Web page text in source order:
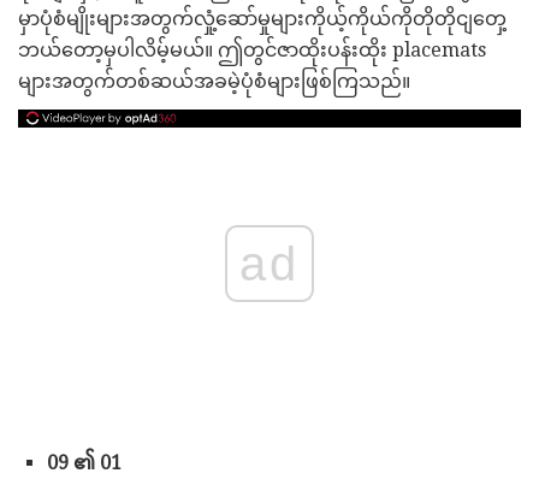
မှာပုံစံမျိုးများအတွက်လှုံ့ဆော်မှုများကိုယ့်ကိုယ်ကိုတိုတိုငျတှေ့
ဘယ်တော့မှပါလိမ့်မယ်။ ဤတွင်ဇာထိုးပန်းထိုး placemats
များအတွက်တစ်ဆယ်အခမဲ့ပုံစံများဖြစ်ကြသည်။
ad
09 ၏ 01